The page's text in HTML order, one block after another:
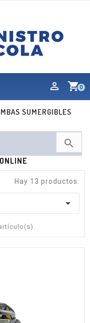
shopping_cart0
SUMERGIBLES

Hay 13 productos.
